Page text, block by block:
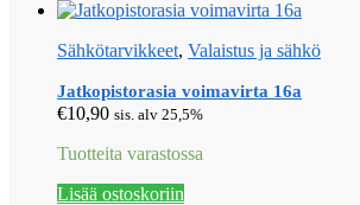
Sähkötarvikkeet, Valaistus ja sähkö
Jatkopistorasia voimavirta 16a
€10,90 sis. alv 25,5%
Tuotteita varastossa
Lisää ostoskoriin